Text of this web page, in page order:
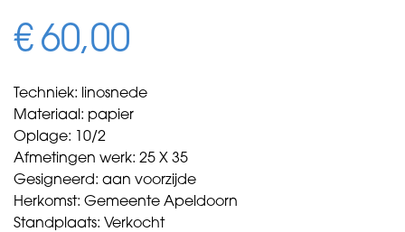
€ 60,00
Techniek: linosnede
Materiaal: papier
Oplage: 10/2
Afmetingen werk: 25 X 35
Gesigneerd: aan voorzijde
Herkomst: Gemeente Apeldoorn
Standplaats: Verkocht